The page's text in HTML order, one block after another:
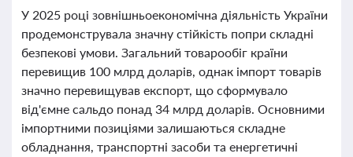
У 2025 році зовнішньоекономічна діяльність України
продемонструвала значну стійкість попри складні
безпекові умови. Загальний товарообіг країни
перевищив 100 млрд доларів, однак імпорт товарів
значно перевищував експорт, що сформувало
від'ємне сальдо понад 34 млрд доларів. Основними
імпортними позиціями залишаються складне
обладнання, транспортні засоби та енергетичні